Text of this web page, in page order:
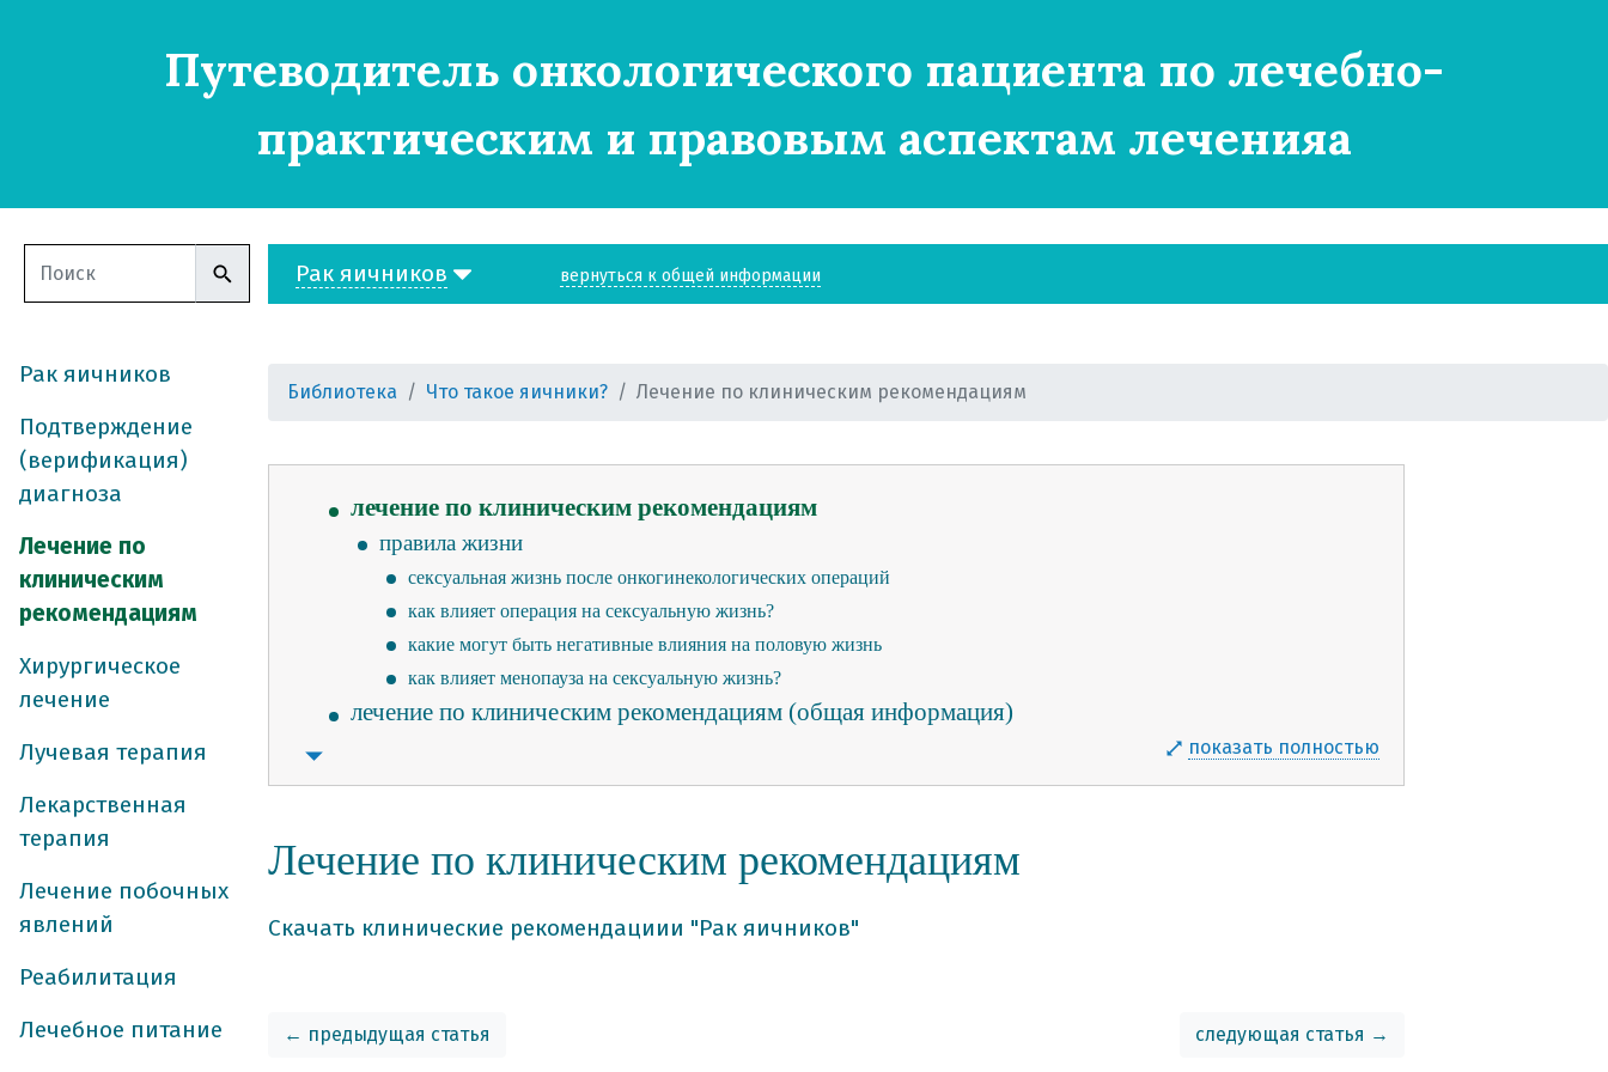
Путеводитель онкологического пациента по лечебно-
практическим и правовым аспектам леченияа
Рак яичников
Подтверждение
(верификация)
диагноза
Лечение по
клиническим
рекомендациям
Хирургическое
лечение
Лучевая терапия
Лекарственная
терапия
Лечение побочных
явлений
Реабилитация
Лечебное питание
Рак яичников вернуться к общей информации
Библиотека Что такое яичники? Лечение по клиническим рекомендациям
что такое яичники?
лечение по клиническим рекомендациям
правила жизни
сексуальная жизнь после онкогинекологических операций
как влияет операция на сексуальную жизнь?
какие могут быть негативные влияния на половую жизнь
как влияет менопауза на сексуальную жизнь?
лечение по клиническим рекомендациям (общая информация)
какие основные функции яичников?
почему возникает рак яичников
основные симптомы симптомы рака яичников
диагностика
подтверждение (верификация) диагноза (общая информация)
показать полностью
Лечение по клиническим рекомендациям
Скачать клинические рекомендациии "Рак яичников"
← предыдущая статья следующая статья →